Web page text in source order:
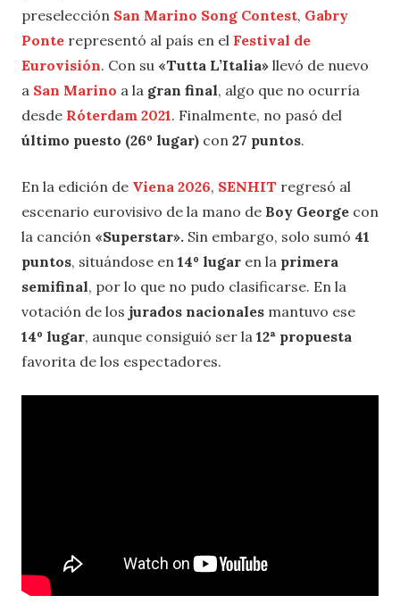
preselección San Marino Song Contest, Gabry
Ponte representó al país en el Festival de
Eurovisión. Con su «Tutta L’Italia» llevó de nuevo
a San Marino a la gran final, algo que no ocurría
desde Róterdam 2021. Finalmente, no pasó del
último puesto (26º lugar) con 27 puntos.
En la edición de Viena 2026, SENHIT regresó al
escenario eurovisivo de la mano de Boy George con
la canción «Superstar». Sin embargo, solo sumó 41
puntos, situándose en 14º lugar en la primera
semifinal, por lo que no pudo clasificarse. En la
votación de los jurados nacionales mantuvo ese
14º lugar, aunque consiguió ser la 12ª propuesta
favorita de los espectadores.